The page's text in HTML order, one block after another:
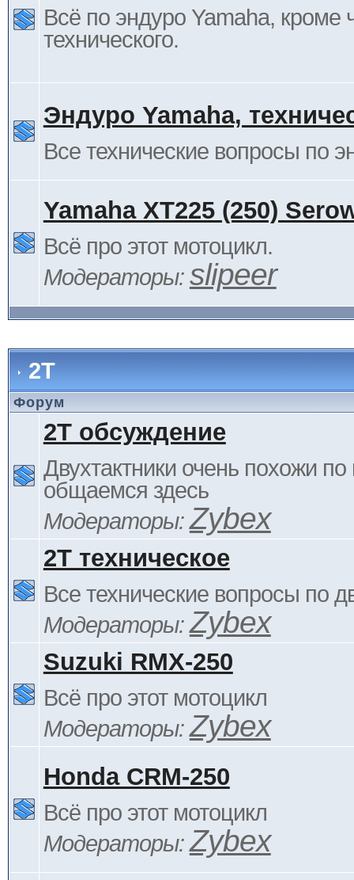
Всё по эндуро Yamaha, кроме
технического.
Эндуро Yamaha,
Все технические вопросы по
Yamaha XT225 (250)
Всё про этот мотоцикл.
Модераторы: slipeer
2Т
Форум
2Т обсуждение
Двухтактники очень похожи по
общаемся здесь
Модераторы:Zybex
2Т техническое
Все технические вопросы по
Модераторы:Zybex
Suzuki RMX-250
Всё про этот мотоцикл
Модераторы:Zybex
Honda CRM-250
Всё про этот мотоцикл
Модераторы:Zybex